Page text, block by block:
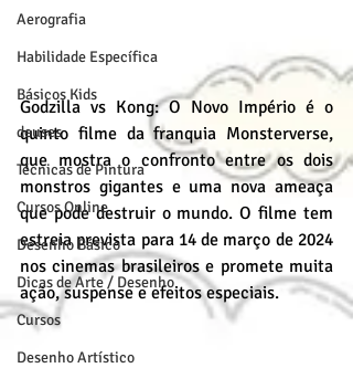
Aerografia
Habilidade Específica
Básicos Kids
deuses
Técnicas de Pintura
Cursos Online
Desenho Básico
Dicas de Arte / Desenho
Cursos
Desenho Artístico
Godzilla vs Kong: O Novo Império é o
quinto filme da franquia Monsterverse,
que mostra o confronto entre os dois
monstros gigantes e uma nova ameaça
que pode destruir o mundo. O filme tem
estreia prevista para 14 de março de 2024
nos cinemas brasileiros e promete muita
ação, suspense e efeitos especiais.